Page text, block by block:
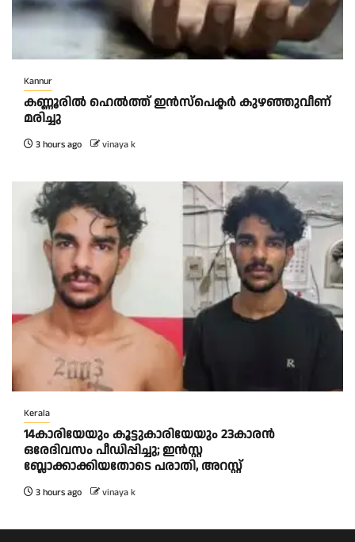
Kannur
ക​ണ്ണൂ​രി​ൽ ഹെ​ൽ​ത്ത്‌ ഇ​ൻ​സ്‌​പെ​ക്ട​ർ കു​ഴ​ഞ്ഞു​വീ​ണ്
മ​രി​ച്ചു
3 hours ago vinaya k
Kerala
14കാരിയേയും കൂട്ടുകാരിയേയും 23കാരൻ
ഒരേദിവസം പീഡിപ്പിച്ചു; ഇൻസ്റ്റ
ബ്ലോക്കാക്കിയതോടെ പരാതി, അറസ്റ്റ്
3 hours ago vinaya k